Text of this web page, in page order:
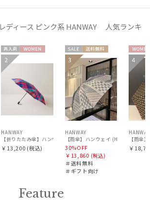
ルー
PHILOSOPHY
ディース ピンク系 HANWAY 人気ランキ
【雨傘】ハンウェイ (HANWAY) Lily CJ（リリー・シー・ジェー） 日本製 親骨：51～55cm
再入
荷
2
HANWAY
【折りたたみ傘】ハンウェイ（ＨＡＮＷＡＹ） Check&Check
￥13,200 (税込)
セー
ル
送料無
料
ギフト
向け
WOME
N
3
HANWAY
【雨傘】ハンウェイ
30%OFF
￥13,860 (税込)
＃送料無料
＃ギフト向け
N
4
HANWAY
【雨傘
￥
Feature